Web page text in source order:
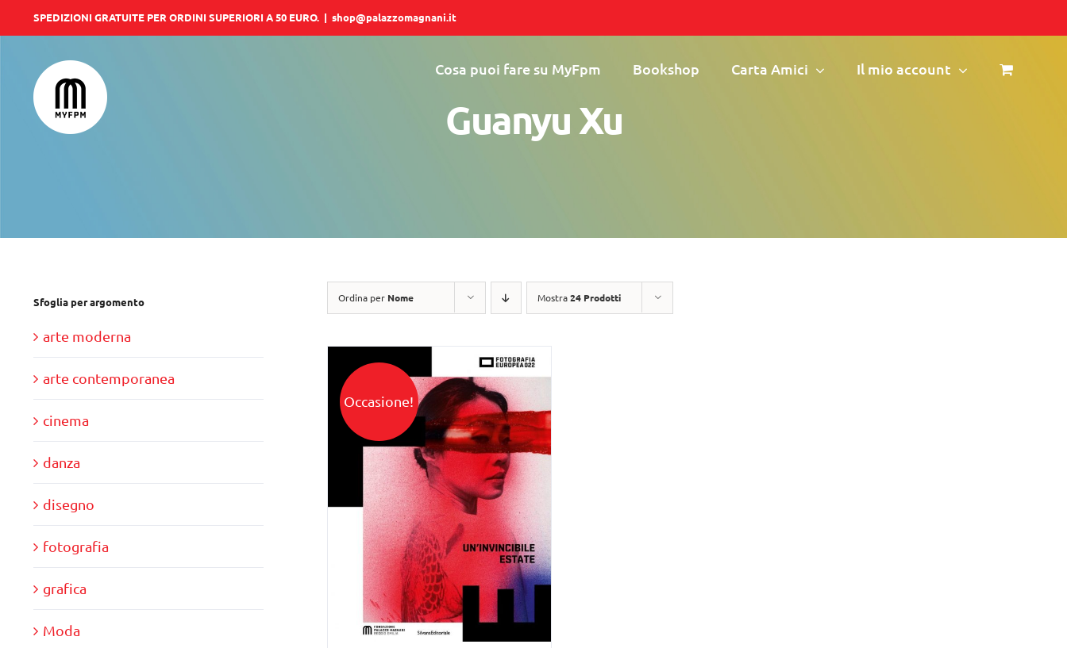
al
contenuto
SPEDIZIONI GRATUITE PER ORDINI SUPERIORI A 50 EURO. | shop@palazzomagnani.it
Cosa puoi fare su MyFpm Bookshop Carta Amici Il mio account
Guanyu Xu
Ordina per Nome Mostra24 Prodotti
Occasione!
Sfoglia per argomento
arte moderna
arte contemporanea
cinema
danza
disegno
fotografia
grafica
Moda